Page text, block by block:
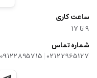
ساعت کاری
9‌ تا ۱۷
شماره تماس
02122965127
|
09122895715